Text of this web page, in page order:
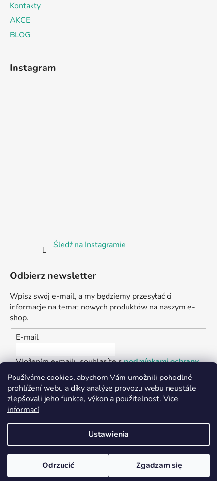
Používáme cookies, abychom Vám umožnili pohodlné
prohlížení webu a díky analýze provozu webu neustále
zlepšovali jeho funkce, výkon a použitelnost. Více
informací
Ustawienia
Odrzucić Zgadzam się
Kontakty
AKCE
BLOG
Instagram
Śledź na Instagramie
Odbierz newsletter
Wpisz swój e-mail, a my będziemy przesyłać ci
informacje na temat nowych produktów na naszym e-
shop.
E-mail
Vložením e-mailu souhlasíte spodmínkami ochrany
osobních údajů
ZALOGUJ SIĘ
Opracował Shoptet
Copyright 2026Seedbank.cz. Wszystkie prawa